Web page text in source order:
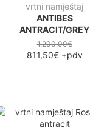
vrtni namještaj
ANTIBES
ANTRACIT/GREY
1.200,00€
811,50€+pdv